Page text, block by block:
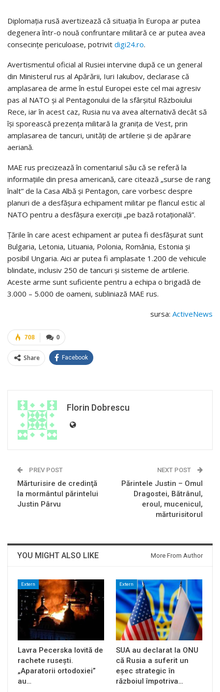
Diplomația rusă avertizează că situația în Europa ar putea
degenera într-o nouă confruntare militară ce ar putea avea
consecințe periculoase, potrivit digi24.ro.
Avertismentul oficial al Rusiei intervine după ce un general
din Ministerul rus al Apărării, Iuri Iakubov, declarase că
amplasarea de arme în estul Europei este cel mai agresiv
pas al NATO şi al Pentagonului de la sfârşitul Războiului
Rece, iar în acest caz, Rusia nu va avea alternativă decât să
îşi sporească prezenţa militară la graniţa de Vest, prin
amplasarea de tancuri, unităţi de artilerie şi de apărare
aeriană.
MAE rus precizează în comentariul său că se referă la
informațiile din presa americană, care citează „surse de rang
înalt” de la Casa Albă și Pentagon, care vorbesc despre
planuri de a desfășura echipament militar pe flancul estic al
NATO pentru a desfășura exerciții „pe bază rotațională”.
Țările în care acest echipament ar putea fi desfășurat sunt
Bulgaria, Letonia, Lituania, Polonia, România, Estonia și
posibil Ungaria. Aici ar putea fi amplasate 1.200 de vehicule
blindate, inclusiv 250 de tancuri și sisteme de artilerie.
Aceste arme sunt suficiente pentru a echipa o brigadă de
3.000 – 5.000 de oameni, subliniază MAE rus.
sursa: ActiveNews
0
708
Share Facebook
Florin Dobrescu
PREV POST
Mărturisire de credinţă
la mormântul părintelui
Justin Pârvu
NEXT POST
Părintele Justin – Omul
Dragostei, Bătrânul,
eroul, mucenicul,
mărturisitorul
YOU MIGHT ALSO LIKE More From Author
Extern
Lavra Pecerska lovită de
rachete rusești.
„Aparatorii ortodoxiei”
au…
Extern
SUA au declarat la ONU
că Rusia a suferit un
eșec strategic în
războiul împotriva…